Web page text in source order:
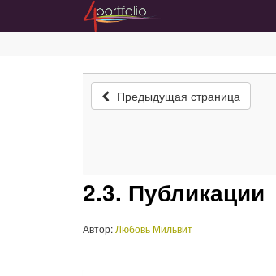
Предыдущая страница
2.3. Публикации
Автор: Любовь Мильвит